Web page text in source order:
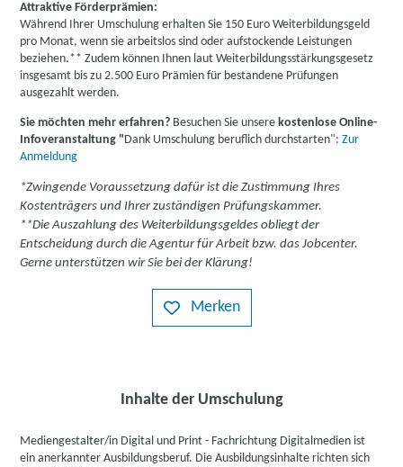
Attraktive Förderprämien:
Während Ihrer Umschulung erhalten Sie 150 Euro Weiterbildungsgeld
pro Monat, wenn sie arbeitslos sind oder aufstockende Leistungen
beziehen.** Zudem können Ihnen laut Weiterbildungsstärkungsgesetz
insgesamt bis zu 2.500 Euro Prämien für bestandene Prüfungen
ausgezahlt werden.
Sie möchten mehr erfahren? Besuchen Sie unsere kostenlose Online-
Infoveranstaltung "Dank Umschulung beruflich durchstarten":Zur
Anmeldung
*Zwingende Voraussetzung dafür ist die Zustimmung Ihres
Kostenträgers und Ihrer zuständigen Prüfungskammer.
**Die Auszahlung des Weiterbildungsgeldes obliegt der
Entscheidung durch die Agentur für Arbeit bzw. das Jobcenter.
Gerne unterstützen wir Sie bei der Klärung!
Merken
Inhalte der Umschulung
Mediengestalter/in Digital und Print - Fachrichtung Digitalmedien ist
ein anerkannter Ausbildungsberuf. Die Ausbildungsinhalte richten sich